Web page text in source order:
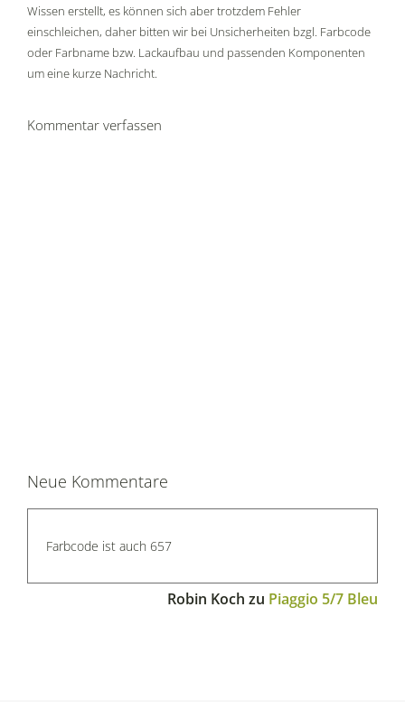
Wissen erstellt, es können sich aber trotzdem Fehler
einschleichen, daher bitten wir bei Unsicherheiten bzgl. Farbcode
oder Farbname bzw. Lackaufbau und passenden Komponenten
um eine kurze Nachricht.
Kommentar verfassen
Neue Kommentare
Farbcode ist auch 657
Robin Koch zu Piaggio 5/7 Bleu